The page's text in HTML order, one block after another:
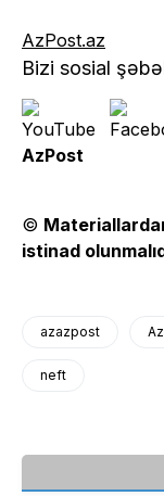
AzPost.az
Bizi sosial
AzPost
©
istinad
azazpost
neft